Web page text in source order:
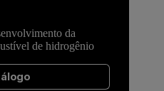
da
de hidrogênio